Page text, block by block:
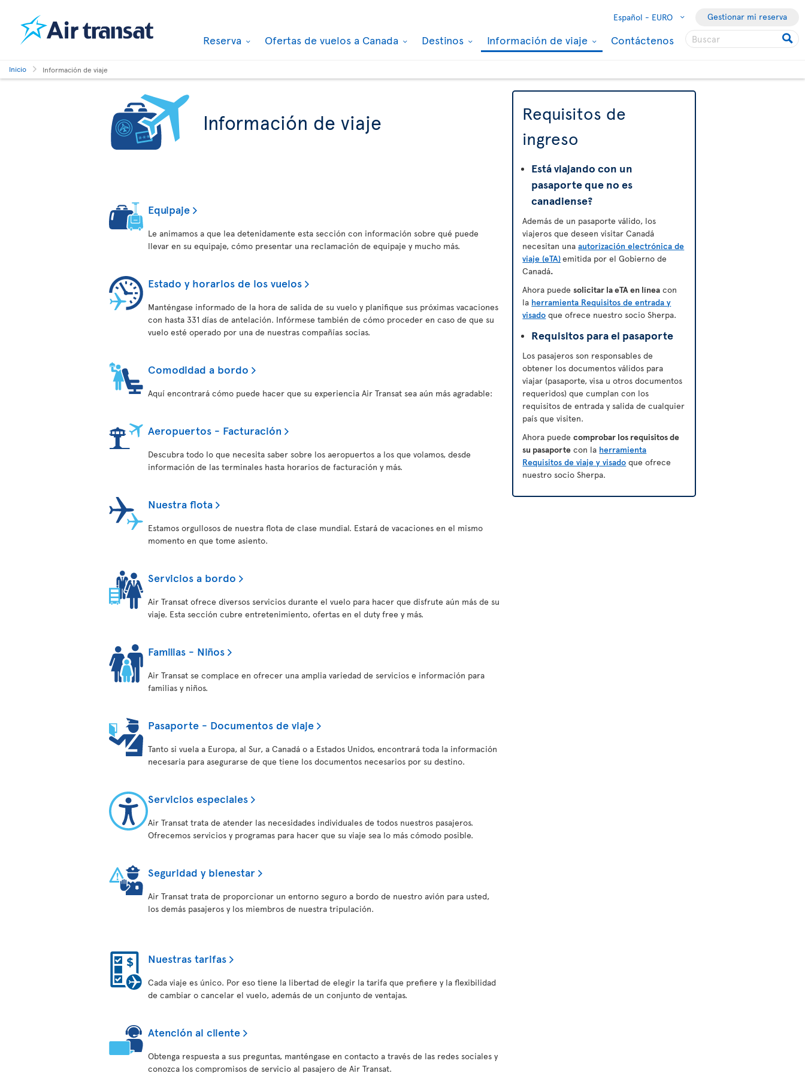
Español - EURO Gestionar mi reserva
Reserva Ofertas de vuelos a Canada Destinos Información de viaje Contáctenos
Inicio Información de viaje
Información de viaje
Equipaje
Le animamos a que lea detenidamente esta sección con información sobre qué puede
llevar en su equipaje, cómo presentar una reclamación de equipaje y mucho más.
Estado y horarios de los vuelos
Manténgase informado de la hora de salida de su vuelo y planifique sus próximas vacaciones
con hasta 331 días de antelación. Infórmese también de cómo proceder en caso de que su
vuelo esté operado por una de nuestras compañías socias.
Comodidad a bordo
Aquí encontrará cómo puede hacer que su experiencia Air Transat sea aún más agradable:
Aeropuertos - Facturación
Descubra todo lo que necesita saber sobre los aeropuertos a los que volamos, desde
información de las terminales hasta horarios de facturación y más.
Nuestra flota
Estamos orgullosos de nuestra flota de clase mundial. Estará de vacaciones en el mismo
momento en que tome asiento.
Servicios a bordo
Air Transat ofrece diversos servicios durante el vuelo para hacer que disfrute aún más de su
viaje. Esta sección cubre entretenimiento, ofertas en el duty free y más.
Familias - Niños
Air Transat se complace en ofrecer una amplia variedad de servicios e información para
familias y niños.
Pasaporte - Documentos de viaje
Tanto si vuela a Europa, al Sur, a Canadá o a Estados Unidos, encontrará toda la información
necesaria para asegurarse de que tiene los documentos necesarios por su destino.
Servicios especiales
Air Transat trata de atender las necesidades individuales de todos nuestros pasajeros.
Ofrecemos servicios y programas para hacer que su viaje sea lo más cómodo posible.
Seguridad y bienestar
Air Transat trata de proporcionar un entorno seguro a bordo de nuestro avión para usted,
los demás pasajeros y los miembros de nuestra tripulación.
Nuestras tarifas
Cada viaje es único. Por eso tiene la libertad de elegir la tarifa que prefiere y la flexibilidad
de cambiar o cancelar el vuelo, además de un conjunto de ventajas.
Atención al cliente
Obtenga respuesta a sus preguntas, manténgase en contacto a través de las redes sociales y
conozca los compromisos de servicio al pasajero de Air Transat.
Requisitos de
ingreso
Está viajando con un
pasaporte que no es
canadiense?
Además de un pasaporte válido, los
viajeros que deseen visitar Canadá
necesitan unaautorización electrónica de
viaje (eTA)emitida por el Gobierno de
Canadá.
Ahora puedesolicitar la eTA en línea con
la herramienta Requisitos de entrada y
visado que ofrece nuestro socio Sherpa.
Requisitos para el pasaporte
Los pasajeros son responsables de
obtener los documentos válidos para
viajar (pasaporte, visa u otros documentos
requeridos) que cumplan con los
requisitos de entrada y salida de cualquier
país que visiten.
Ahora puedecomprobar los requisitos de
su pasaporte con la herramienta
Requisitos de viaje y visado que ofrece
nuestro socio Sherpa.